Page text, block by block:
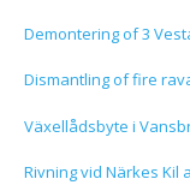
Demontering of 3
Dismantling of fire
Växellådsbyte i
Rivning vid Närkes Kil